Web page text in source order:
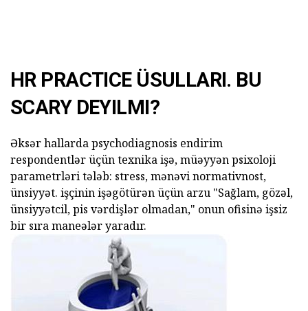
HR PRACTICE ÜSULLARI. BU
SCARY DEYILMI?
Əksər hallarda psychodiagnosis endirim
respondentlər üçün texnika işə, müəyyən psixoloji
parametrləri tələb: stress, mənəvi normativnost,
ünsiyyət. işçinin işəgötürən üçün arzu "Sağlam, gözəl,
ünsiyyətcil, pis vərdişlər olmadan," onun ofisinə işsiz
bir sıra maneələr yaradır.